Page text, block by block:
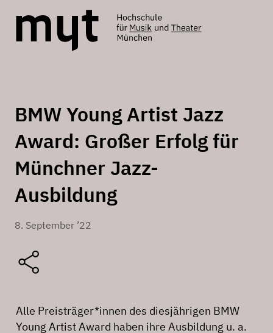
BMW Young Artist Jazz
Award: Großer Erfolg für
Münchner Jazz-
Ausbildung
8. September ’22
Alle Preisträger*innen des diesjährigen BMW
Young Artist Award haben ihre Ausbildung u. a.